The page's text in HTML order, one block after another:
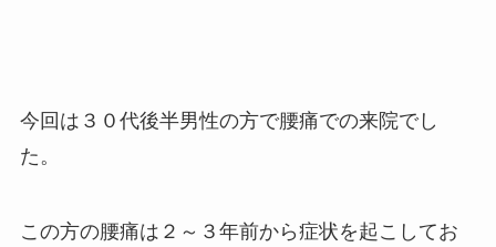
今回は３０代後半男性の方で腰痛での来院でし
た。
この方の腰痛は２～３年前から症状を起こしてお